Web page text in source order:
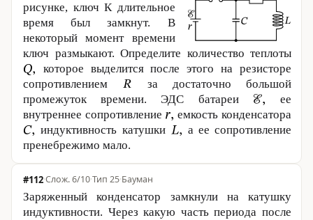
рисунке, ключ К длительное
время был замкнут. В
некоторый момент времени
ключ размыкают. Определите количество теплоты
которое выделится после этого на резисторе
сопротивлением
за достаточно большой
промежуток времени. ЭДС батареи
ее
внутреннее сопротивление
емкость конденсатора
индуктивность катушки
а ее сопротивление
пренебрежимо мало.
#112· 6/10·Тип 25·Бауман
Заряженный конденсатор замкнули на катушку
индуктивности. Через какую часть периода после